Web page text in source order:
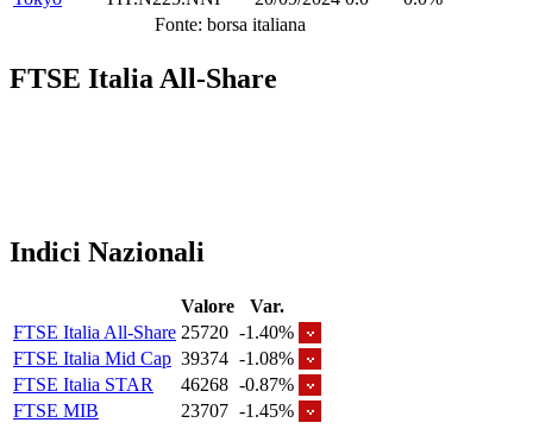
Fonte: borsa italiana
FTSE Italia All-Share
Indici Nazionali
Valore
Var.
FTSE Italia All-Share 25720 -1.40%
FTSE Italia Mid Cap 39374 -1.08%
FTSE Italia STAR
46268 -0.87%
FTSE MIB
23707 -1.45%